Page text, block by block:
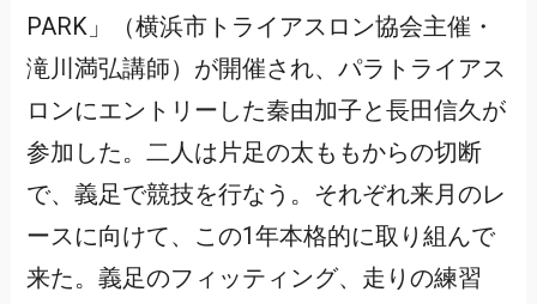
PARK」（横浜市トライアスロン協会主催・
滝川満弘講師）が開催され、パラトライアス
ロンにエントリーした秦由加子と長田信久が
参加した。二人は片足の太ももからの切断
で、義足で競技を行なう。それぞれ来月のレ
ースに向けて、この1年本格的に取り組んで
来た。義足のフィッティング、走りの練習